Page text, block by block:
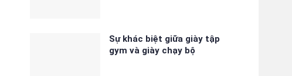
Sự khác biệt giữa giày tập
gym và giày chạy bộ